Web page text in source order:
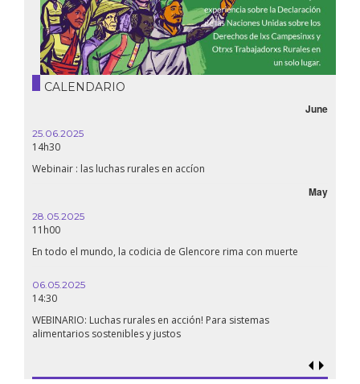
CALENDARIO
June
25.06.2025
14h30
Webinair : las luchas rurales en accíon
May
28.05.2025
11h00
En todo el mundo, la codicia de Glencore rima con muerte
06.05.2025
14:30
WEBINARIO: Luchas rurales en acción! Para sistemas
alimentarios sostenibles y justos